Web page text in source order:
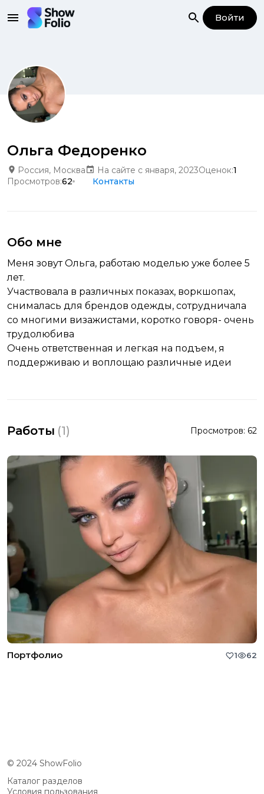
Войти
Ольга Федоренко
Россия, Москва На сайте с января, 2023Оценок:1
Просмотров:62 Контакты
Обо мне
Меня зовут Ольга, работаю моделью уже более 5
лет.
Участвовала в различных показах, воркшопах,
снималась для брендов одежды, сотрудничала
со многими визажистами, коротко говоря- очень
трудолюбива
Очень ответственная и легкая на подъем, я
поддерживаю и воплощаю различные идеи
Работы (1) Просмотров: 62
Портфолио 1 62
© 2024 ShowFolio
Каталог разделов
Условия пользования